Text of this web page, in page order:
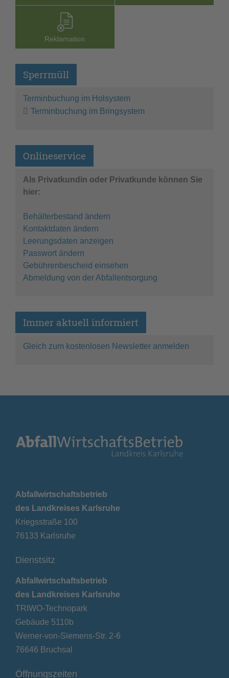
Reklamation
Sperrmüll
Terminbuchung im Holsystem
Terminbuchung im Bringsystem
Onlineservice
Als Privatkundin oder Privatkunde können Sie
hier:
Behälterbestand ändern
Kontaktdaten ändern
Leerungsdaten anzeigen
Passwort ändern
Gebührenbescheid einsehen
Abmeldung von der Abfallentsorgung
Immer aktuell informiert
Gleich zum kostenlosen Newsletter anmelden
Abfallwirtschaftsbetrieb
des Landkreises Karlsruhe
Kriegsstraße 100
76133 Karlsruhe
Dienstsitz
Abfallwirtschaftsbetrieb
des Landkreises Karlsruhe
TRIWO-Technopark
Gebäude 5110b
Werner-von-Siemens-Str. 2-6
76646 Bruchsal
Öffnungszeiten